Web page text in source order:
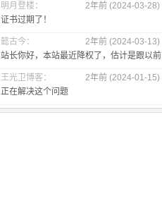
明月登楼：
2年前 (2024-03-28)
证书过期了！
懿古今：
2年前 (2024-03-13)
站长你好，本站最近降权了，估计是跟以前
王光卫博客：
2年前 (2024-01-15)
正在解决这个问题